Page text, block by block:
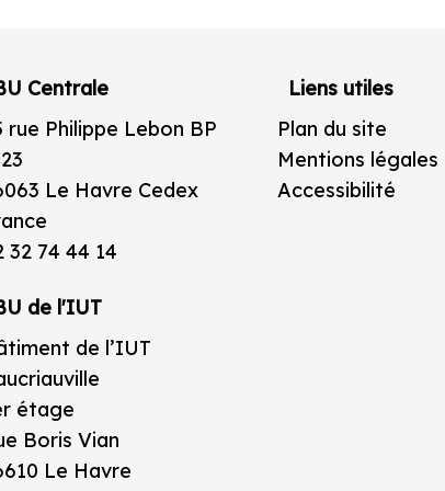
Centrale
rue Philippe Lebon BP
Le Havre Cedex
32 74 44 14
de l'IUT
de l’IUT
étage
Boris Vian
Le Havre
Liens utiles
Plan du site
Mentions légales
Accessibilité